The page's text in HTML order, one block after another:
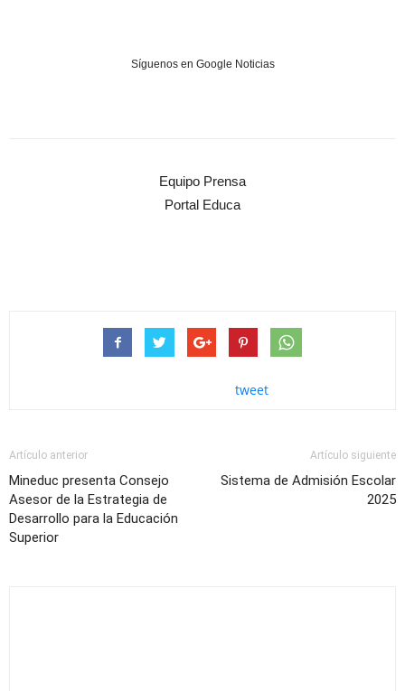
Síguenos en Google Noticias
Equipo Prensa
Portal Educa
tweet
Artículo anterior
Mineduc presenta Consejo
Asesor de la Estrategia de
Desarrollo para la Educación
Superior
Artículo siguiente
Sistema de Admisión Escolar
2025